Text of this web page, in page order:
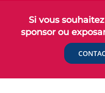
Si vous
sponsor ou